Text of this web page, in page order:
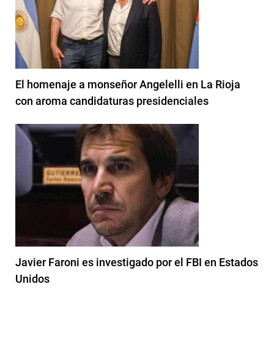
El homenaje a monseñor Angelelli en La Rioja
con aroma candidaturas presidenciales
Javier Faroni es investigado por el FBI en Estados
Unidos